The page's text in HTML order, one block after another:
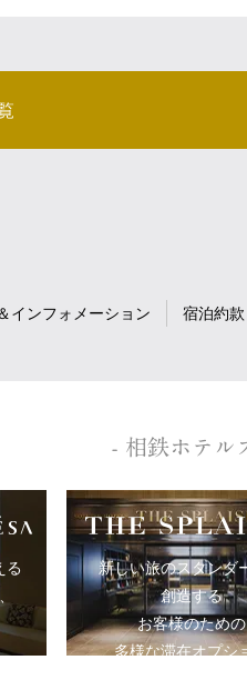
インフォメーション 宿泊約款
- 相鉄ホテル
る
新しい旅のスタンダ
創造する
お客様のための
多様な滞在オプシ